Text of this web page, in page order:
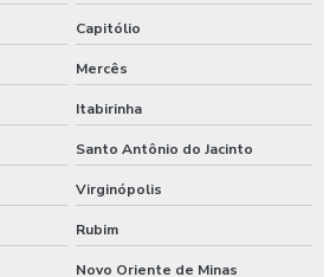
Capitólio
Mercês
Itabirinha
Santo Antônio do Jacinto
Virginópolis
Rubim
Novo Oriente de Minas